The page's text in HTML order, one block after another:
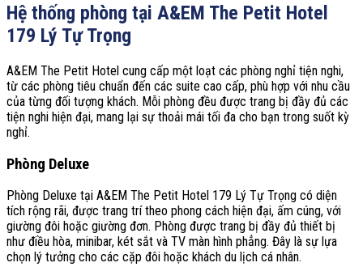
Hệ thống phòng tại A&EM The Petit Hotel
179 Lý Tự Trọng
A&EM The Petit Hotel cung cấp một loạt các phòng nghỉ tiện nghi,
từ các phòng tiêu chuẩn đến các suite cao cấp, phù hợp với nhu cầu
của từng đối tượng khách. Mỗi phòng đều được trang bị đầy đủ các
tiện nghi hiện đại, mang lại sự thoải mái tối đa cho bạn trong suốt kỳ
nghỉ.
Phòng Deluxe
Phòng Deluxe tại A&EM The Petit Hotel 179 Lý Tự Trọng có diện
tích rộng rãi, được trang trí theo phong cách hiện đại, ấm cúng, với
giường đôi hoặc giường đơn. Phòng được trang bị đầy đủ thiết bị
như điều hòa, minibar, két sắt và TV màn hình phẳng. Đây là sự lựa
chọn lý tưởng cho các cặp đôi hoặc khách du lịch cá nhân.